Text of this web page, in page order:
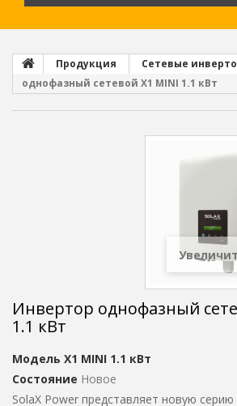
Продукция Сетевые
однофазный сетевой X1 MINI 1.1 кВт
Инвертор однофазный
1.1 кВт
Модель X1 MINI 1.1 кВт
Состояние Новое
SolaX Power представляет новую